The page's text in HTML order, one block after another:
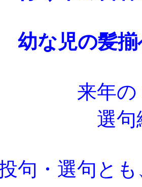
の髪揃へ
来年の
切 １月6
句とも、締